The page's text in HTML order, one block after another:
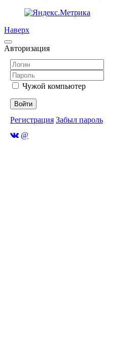
Наверх
Авторизация
Чужой компьютер
Войти
Регистрация Забыл пароль
@